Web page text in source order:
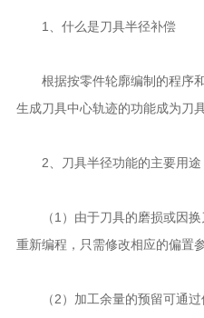
1、什么是刀具半径补偿
根据按零件轮廓编制的程序和
生成刀具中心轨迹的功能成为刀
2、刀具半径功能的主要用途
（1）由于刀具的磨损或因换
重新编程，只需修改相应的偏置
（2）加工余量的预留可通过